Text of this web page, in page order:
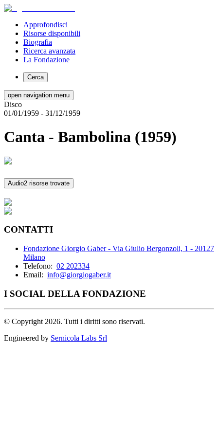
Approfondisci
Risorse disponibili
Biografia
Ricerca avanzata
La Fondazione
Cerca
open navigation menu
Disco
01/01/1959 - 31/12/1959
Canta - Bambolina (1959)
Audio2 risorse trovate
CONTATTI
Fondazione Giorgio Gaber - Via Giulio Bergonzoli, 1 - 20127
Milano
Telefono: 02 202334
Email: info@giorgiogaber.it
I SOCIAL DELLA FONDAZIONE
© Copyright 2026. Tutti i diritti sono riservati.
Engineered by Sernicola Labs Srl